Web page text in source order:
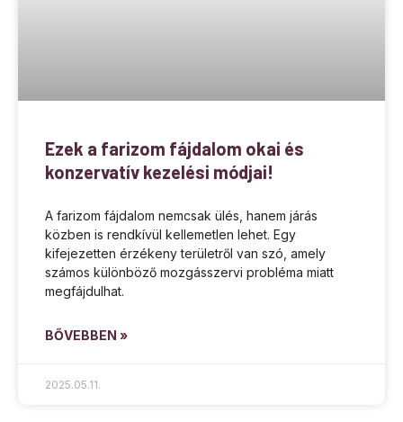
Ezek a farizom fájdalom okai és
konzervatív kezelési módjai!
A farizom fájdalom nemcsak ülés, hanem járás
közben is rendkívül kellemetlen lehet. Egy
kifejezetten érzékeny területről van szó, amely
számos különböző mozgásszervi probléma miatt
megfájdulhat.
BŐVEBBEN »
2025.05.11.